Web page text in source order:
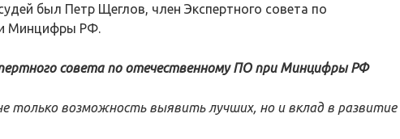
был Петр Щеглов, член Экспертного совета по
Минцифры РФ.
совета по отечественному ПО при Минцифры РФ
только возможность выявить лучших, но и вклад в развитие